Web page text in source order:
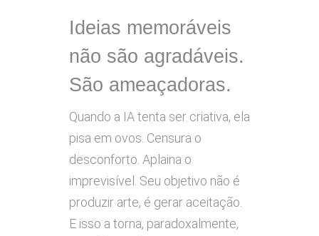
Ideias memoráveis
não são agradáveis.
São ameaçadoras.
Quando a IA tenta ser criativa, ela
pisa em ovos. Censura o
desconforto. Aplaina o
imprevisível. Seu objetivo não é
produzir arte, é gerar aceitação.
E isso a torna, paradoxalmente,